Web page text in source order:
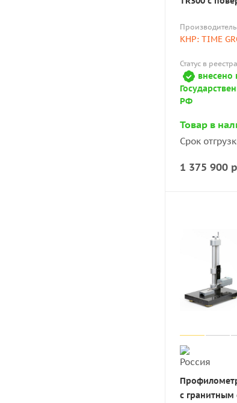
Производитель
КНР: TIME
Статус в
внесено
РФ
Товар в
Срок
1 375 900
с